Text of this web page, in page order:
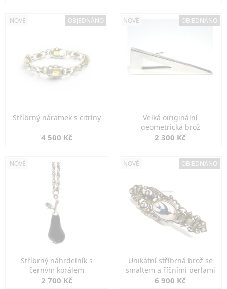
NOVÉ OBJEDNÁNO
Stříbrný náramek s citríny
4 500 Kč
NOVÉ OBJEDNÁNO
Velká oiriginální
geometrická brož
2 300 Kč
NOVÉ
Stříbrný náhrdelník s
černým korálem
2 700 Kč
NOVÉ OBJEDNÁNO
Unikátní stříbrná brož se
smaltem a říčními perlami
6 900 Kč